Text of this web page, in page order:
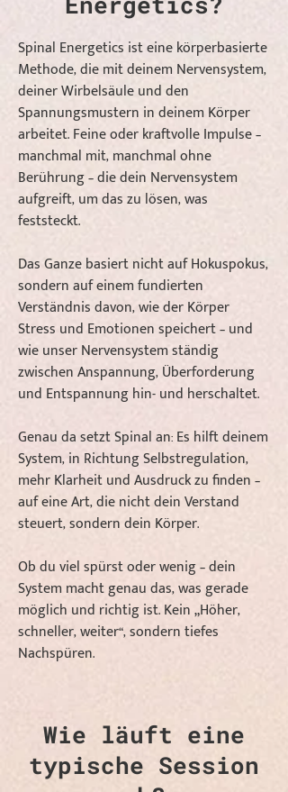
Spinal Energetics ist eine körperbasierte
Methode, die mit deinem Nervensystem,
deiner Wirbelsäule und den
Spannungsmustern in deinem Körper
arbeitet. Feine oder kraftvolle Impulse –
manchmal mit, manchmal ohne
Berührung – die dein Nervensystem
aufgreift, um das zu lösen, was
feststeckt.
Das Ganze basiert nicht auf Hokuspokus,
sondern auf einem fundierten
Verständnis davon, wie der Körper
Stress und Emotionen speichert – und
wie unser Nervensystem ständig
zwischen Anspannung, Überforderung
und Entspannung hin- und herschaltet.
Genau da setzt Spinal an: Es hilft deinem
System, in Richtung Selbstregulation,
mehr Klarheit und Ausdruck zu finden –
auf eine Art, die nicht dein Verstand
steuert, sondern dein Körper.
Ob du viel spürst oder wenig – dein
System macht genau das, was gerade
möglich und richtig ist. Kein „Höher,
schneller, weiter“, sondern tiefes
Nachspüren.
Wie läuft eine
typische Session